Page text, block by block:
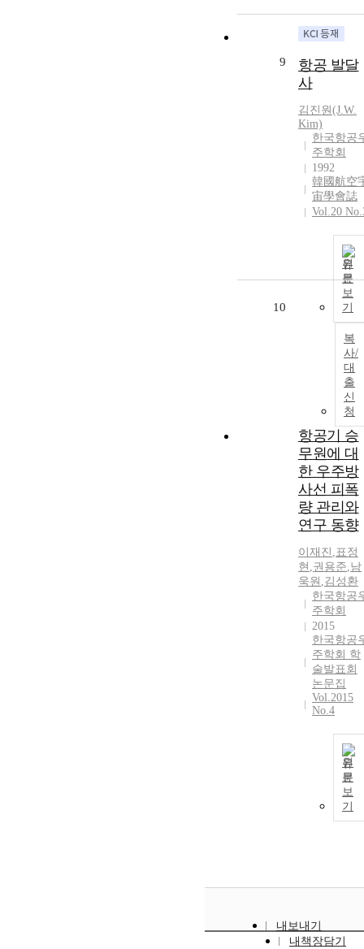
9
항공 발달
사
김진원(J.W.
Kim)
한국항공
주학회
1992
韓國航空
宙學會誌
Vol.20
원
문
보
기
복
사/
대
출
신
청
10
항공기 승
무원에 대
한 우주방
사선 피폭
량 관리와
연구 동향
이재진 ,표정
현 ,권용준,남
욱원 ,김성환
한국항공
주학회
2015
한국항공
주학회 학
술발표회
논문집
Vol.2015
No.4
원
문
보
기
내보내기
내책장담기